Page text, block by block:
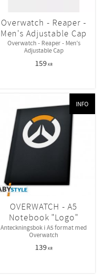
Overwatch - Reaper -
Men's Adjustable Cap
Overwatch - Reaper - Men's
Adjustable Cap
159KR
OVERWATCH - A5
Notebook "Logo"
Anteckningsbok i A5 format med
Overwatch
139KR
INFO